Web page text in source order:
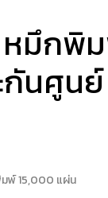
หมึกพิ
กันศูนย์
มพ์ 15,000 แผ่น